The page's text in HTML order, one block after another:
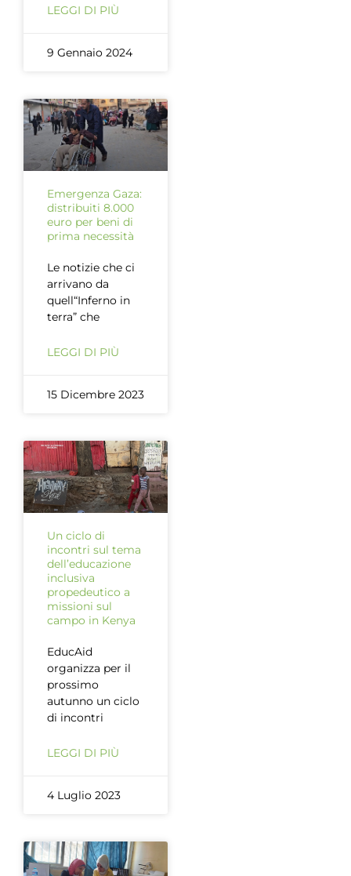
LEGGI DI PIÙ
9 Gennaio 2024
Emergenza Gaza:
distribuiti 8.000
euro per beni di
prima necessità
Le notizie che ci
arrivano da
quell“Inferno in
terra” che
LEGGI DI PIÙ
15 Dicembre 2023
Un ciclo di
incontri sul tema
dell’educazione
inclusiva
propedeutico a
missioni sul
campo in Kenya
EducAid
organizza per il
prossimo
autunno un ciclo
di incontri
LEGGI DI PIÙ
4 Luglio 2023